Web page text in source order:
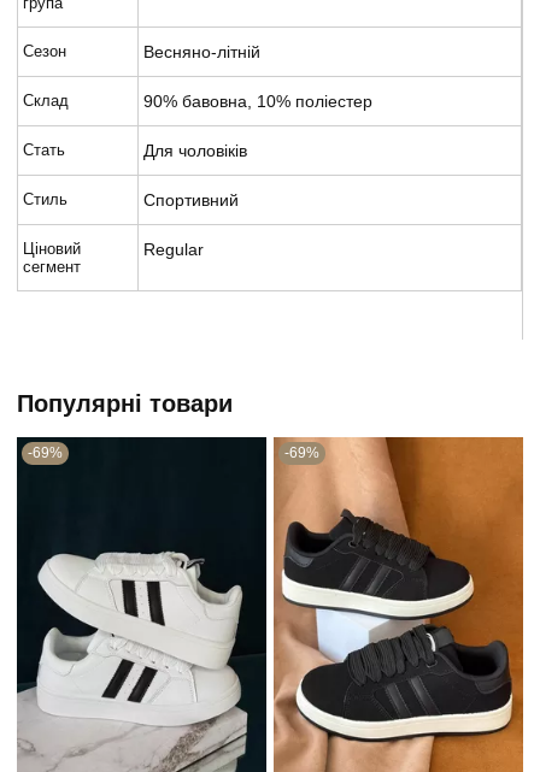
Сезон Весняно-літній
Склад 90% бавовна, 10% поліестер
Стать Для чоловіків
Стиль Спортивний
Ціновий
сегмент
Regular
Популярні товари
-69% -69%